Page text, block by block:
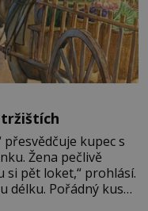
tržištích
kupec s
Žena pečlivě
si pět loket,“ prohlásí.
délku. Pořádný kus